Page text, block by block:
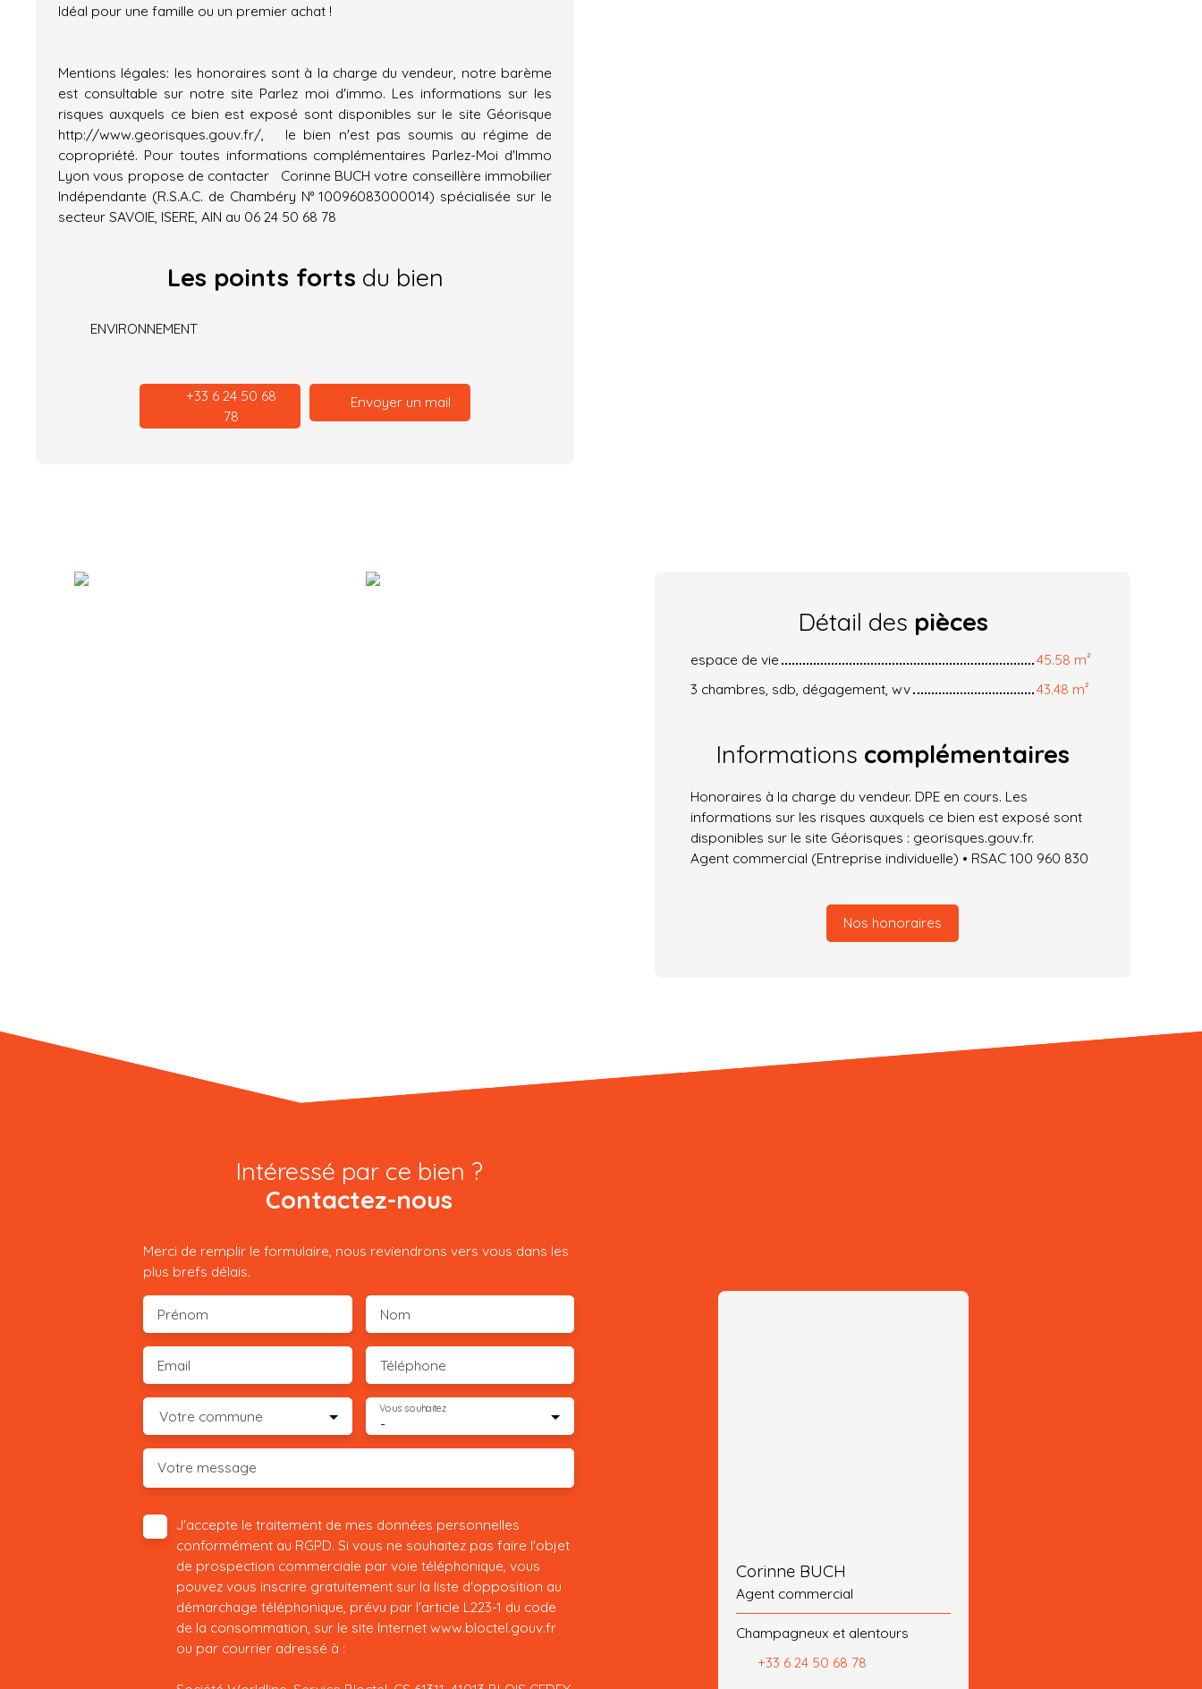
Idéal pour une famille ou un premier achat !
Mentions légales: les honoraires sont à la charge du vendeur, notre barème
est consultable sur notre site Parlez moi d'immo. Les informations sur les
risques auxquels ce bien est exposé sont disponibles sur le site Géorisque
http://www.georisques.gouv.fr/, le bien n'est pas soumis au régime de
copropriété. Pour toutes informations complémentaires Parlez-Moi d'Immo
Lyon vous propose de contacter Corinne BUCH votre conseillère immobilier
Indépendante (R.S.A.C. de Chambéry N° 10096083000014) spécialisée sur le
secteur SAVOIE, ISERE, AIN au 06 24 50 68 78
Les points forts du bien
ENVIRONNEMENT
+33 6 24 50 68
78
Envoyer un mail
Détail des pièces
espace de vie
45.58 m²
3 chambres, sdb, dégagement, wv
43.48 m²
Informations complémentaires
Honoraires à la charge du vendeur. DPE en cours. Les
informations sur les risques auxquels ce bien est exposé sont
disponibles sur le site Géorisques : georisques.gouv.fr.
Agent commercial (Entreprise individuelle) • RSAC 100 960 830
Nos honoraires
Intéressé par ce bien ?
Contactez-nous
Merci de remplir le formulaire, nous reviendrons vers vous dans les
plus brefs délais.
Prénom Nom
Email Téléphone
Votre commune -
Vous souhaitez
Votre message
J'accepte le traitement de mes données personnelles
conformément au RGPD. Si vous ne souhaitez pas faire l'objet
de prospection commerciale par voie téléphonique, vous
pouvez vous inscrire gratuitement sur la liste d'opposition au
démarchage téléphonique, prévu par l'article L223-1 du code
de la consommation, sur le site Internet www.bloctel.gouv.fr
ou par courrier adressé à :
Corinne BUCH
Agent commercial
Champagneux et alentours
+33 6 24 50 68 78